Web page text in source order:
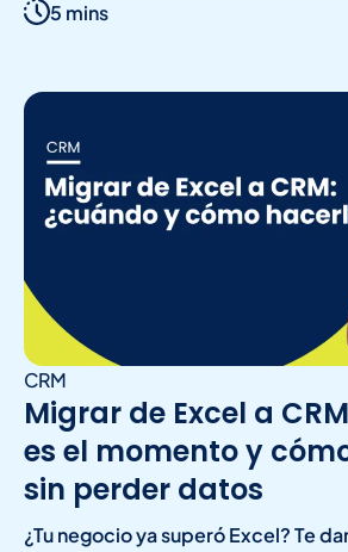
5 mins
CRM
Migrar de Excel a
es el momento y
sin perder datos
¿Tu negocio ya superó Excel? Te